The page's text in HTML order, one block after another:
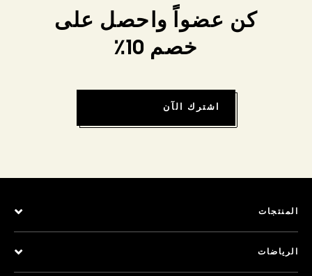
كن عضواً واحصل على
خصم 10٪
اشترك الآن
المنتجات
الرياضات